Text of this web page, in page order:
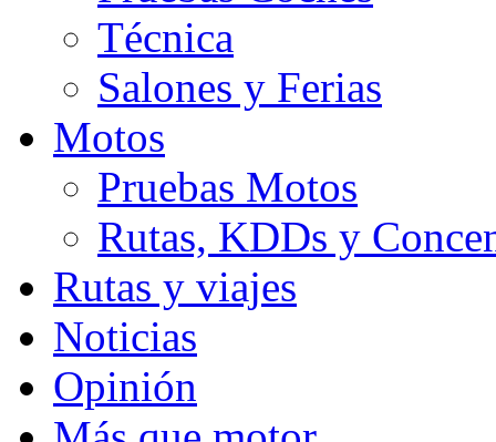
Técnica
Salones y Ferias
Motos
Pruebas Motos
Rutas, KDDs y
Rutas y viajes
Noticias
Opinión